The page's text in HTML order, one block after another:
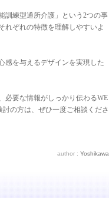
訓練型通所介護」という2つの事
れぞれの特徴を理解しやすいよ
感を与えるデザインを実現した
必要な情報がしっかり伝わるWE
の方は、ぜひ一度ご相談くださ
author : Yoshikawa